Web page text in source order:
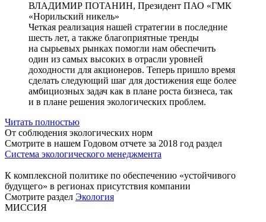
ВЛАДИМИР ПОТАНИН, Президент ПАО «ГМК
«Норильский никель»
Четкая реализация нашей стратегии в последние
шесть лет, а также благоприятные тренды
на сырьевых рынках помогли нам обеспечить
один из самых высоких в отрасли уровней
доходности для акционеров. Теперь пришло время
сделать следующий шаг для достижения еще более
амбициозных задач как в плане роста бизнеса, так
и в плане решения экологических проблем.
Читать полностью
От соблюдения экологических норм
Смотрите в нашем Годовом отчете за 2018 год раздел
Система экологического менеджмента
К комплексной политике по обеспечению «устойчивого
будущего» в регионах присутствия компании
Смотрите раздел Экология
МИССИЯ